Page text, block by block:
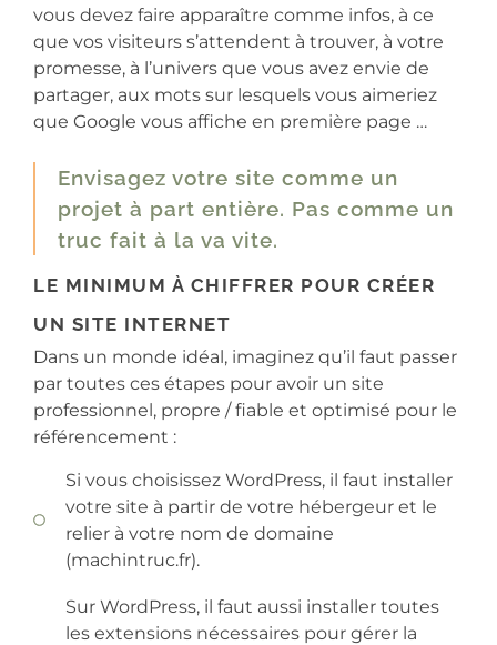
vous devez faire apparaître comme infos, à ce
que vos visiteurs s’attendent à trouver, à votre
promesse, à l’univers que vous avez envie de
partager, aux mots sur lesquels vous aimeriez
que Google vous affiche en première page …
Envisagez votre site comme un
projet à part entière. Pas comme un
truc fait à la va vite.
LE MINIMUM À CHIFFRER POUR CRÉER
UN SITE INTERNET
Dans un monde idéal, imaginez qu’il faut passer
par toutes ces étapes pour avoir un site
professionnel, propre / fiable et optimisé pour le
référencement :
Si vous choisissez WordPress, il faut installer
votre site à partir de votre hébergeur et le
relier à votre nom de domaine
(machintruc.fr).
Sur WordPress, il faut aussi installer toutes
les extensions nécessaires pour gérer la